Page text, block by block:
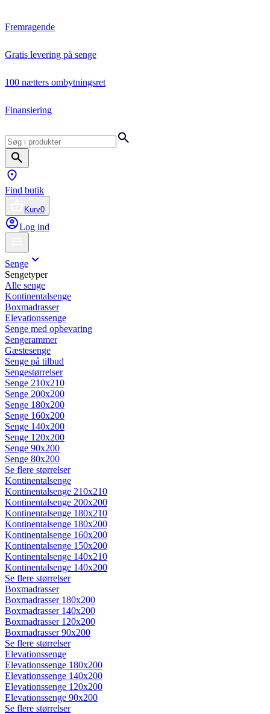
Fremragende
Gratis levering på senge
100 nætters ombytningsret
Finansiering
Find butik
Kurv0
Log ind
Senge
Sengetyper
Alle senge
Kontinentalsenge
Boxmadrasser
Elevationssenge
Senge med opbevaring
Sengerammer
Gæstesenge
Senge på tilbud
Sengestørrelser
Senge 210x210
Senge 200x200
Senge 180x200
Senge 160x200
Senge 140x200
Senge 120x200
Senge 90x200
Senge 80x200
Se flere størrelser
Kontinentalsenge
Kontinentalsenge 210x210
Kontinentalsenge 200x200
Kontinentalsenge 180x210
Kontinentalsenge 180x200
Kontinentalsenge 160x200
Kontinentalsenge 150x200
Kontinentalsenge 140x210
Kontinentalsenge 140x200
Se flere størrelser
Boxmadrasser
Boxmadrasser 180x200
Boxmadrasser 140x200
Boxmadrasser 120x200
Boxmadrasser 90x200
Se flere størrelser
Elevationssenge
Elevationssenge 180x200
Elevationssenge 140x200
Elevationssenge 120x200
Elevationssenge 90x200
Se flere størrelser